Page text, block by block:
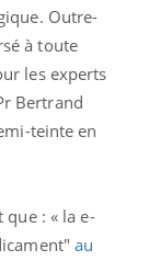
Outre-
à toute
les experts
Bertrand
teinte en
: « la e-
au